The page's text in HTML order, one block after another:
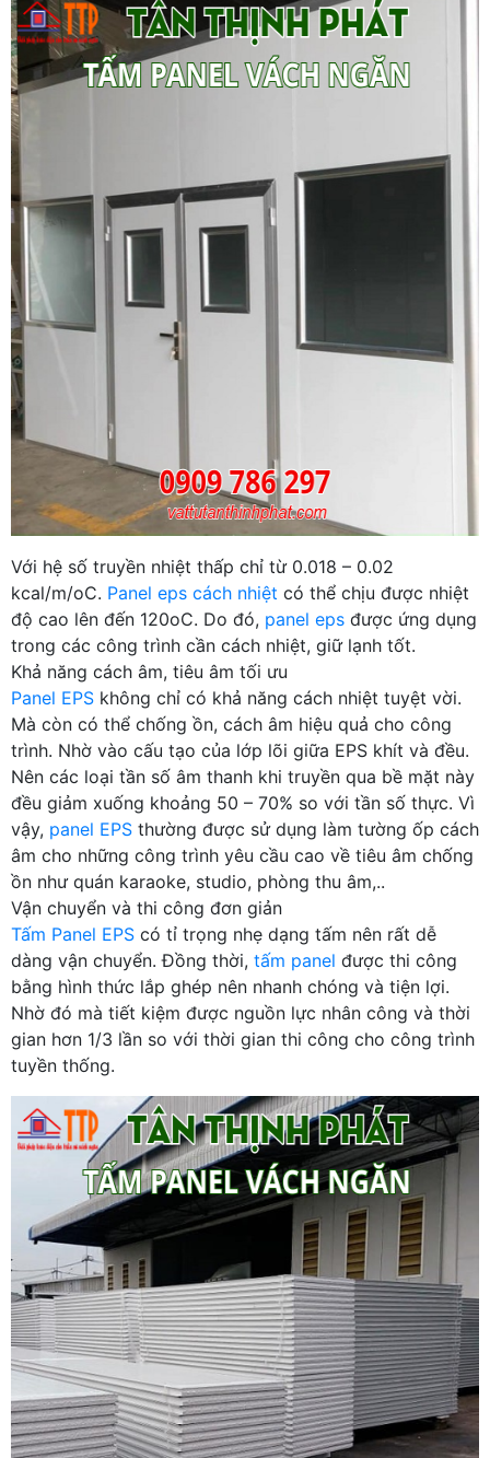
Với hệ số truyền nhiệt thấp chỉ từ 0.018 – 0.02
kcal/m/oC. Panel eps cách nhiệt có thể chịu được nhiệt
độ cao lên đến 120oC. Do đó, panel eps được ứng dụng
trong các công trình cần cách nhiệt, giữ lạnh tốt.
Khả năng cách âm, tiêu âm tối ưu
Panel EPS không chỉ có khả năng cách nhiệt tuyệt vời.
Mà còn có thể chống ồn, cách âm hiệu quả cho công
trình. Nhờ vào cấu tạo của lớp lõi giữa EPS khít và đều.
Nên các loại tần số âm thanh khi truyền qua bề mặt này
đều giảm xuống khoảng 50 – 70% so với tần số thực. Vì
vậy, panel EPS thường được sử dụng làm tường ốp cách
âm cho những công trình yêu cầu cao về tiêu âm chống
ồn như quán karaoke, studio, phòng thu âm,..
Vận chuyển và thi công đơn giản
Tấm Panel EPS có tỉ trọng nhẹ dạng tấm nên rất dễ
dàng vận chuyển. Đồng thời, tấm panel được thi công
bằng hình thức lắp ghép nên nhanh chóng và tiện lợi.
Nhờ đó mà tiết kiệm được nguồn lực nhân công và thời
gian hơn 1/3 lần so với thời gian thi công cho công trình
tuyền thống.